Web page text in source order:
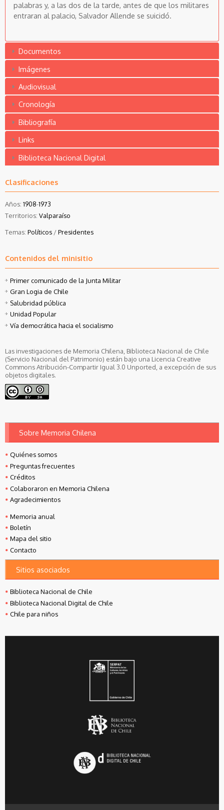
palabras y, a las dos de la tarde, antes de que los militares
entraran al palacio, Salvador Allende se suicidó.
Documentos
Imágenes
Audiovisual
Cronología
Bibliografía
Links
Biblioteca Nacional Digital
Clasificaciones
Años: 1908-1973
Territorios: Valparaíso
Temas: Políticos /Presidentes
Contenidos del minisitio
Primer comunicado de la Junta Militar
Gran Logia de Chile
Salubridad pública
Unidad Popular
Vía democrática hacia el socialismo
Las investigaciones de Memoria Chilena, Biblioteca Nacional de Chile
(Servicio Nacional del Patrimonio) están bajo una Licencia Creative
Commons Atribución-Compartir Igual 3.0 Unported, a excepción de sus
objetos digitales.
Sobre Memoria Chilena
Quiénes somos
Preguntas frecuentes
Créditos
Colaboraron en Memoria Chilena
Agradecimientos
Memoria anual
Boletín
Mapa del sitio
Contacto
Sitios asociados
Biblioteca Nacional de Chile
Biblioteca Nacional Digital de Chile
Chile para niños